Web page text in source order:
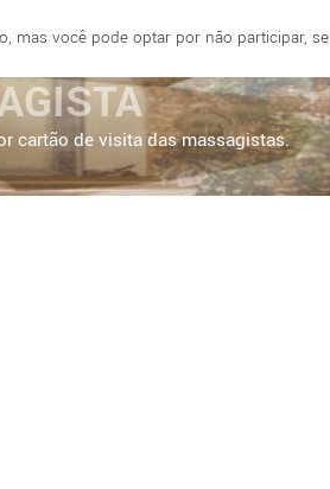
SÃO PAULO
cartão de visita das massagistas.
mas você pode optar por não participar,